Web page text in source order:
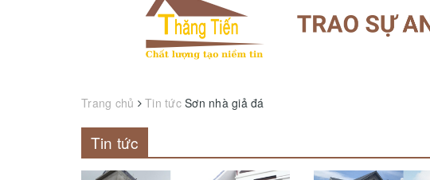
Trang chủ Tin tức Sơn nhà giả đá
Tin tức